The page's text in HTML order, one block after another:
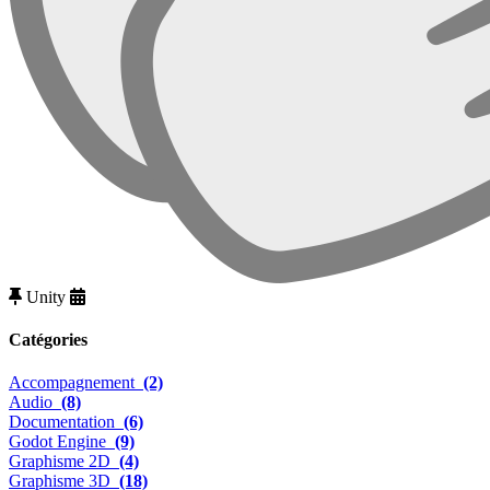
Unity
Catégories
Accompagnement (2)
Audio (8)
Documentation (6)
Godot Engine (9)
Graphisme 2D (4)
Graphisme 3D (18)